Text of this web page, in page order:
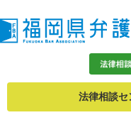
法律相談